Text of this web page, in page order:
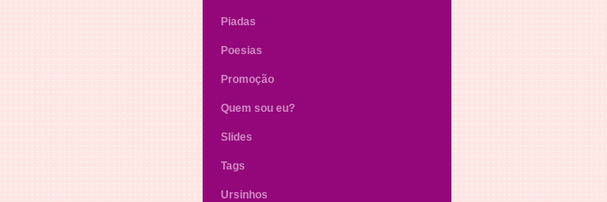
Piadas
Poesias
Promoção
Quem sou eu?
Slides
Tags
Ursinhos